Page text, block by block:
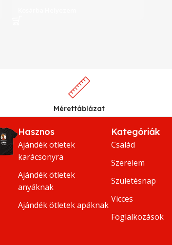
Mérettáblázat
Hasznos
Ajándék ötletek
karácsonyra
Ajándék ötletek
anyáknak
Ajándék ötletek apáknak
Kategóriák
Család
Szerelem
Születésnap
Vicces
Foglalkozások